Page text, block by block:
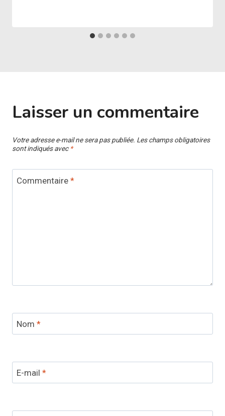
Laisser un commentaire
Votre adresse e-mail ne sera pas publiée. Les champs obligatoires
sont indiqués avec *
Commentaire *
Nom *
E-mail *